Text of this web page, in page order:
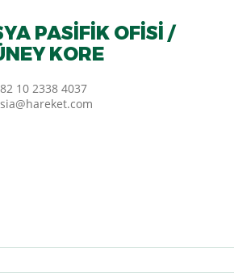
PASIFIK OFISI /
KORE
10 2338 4037